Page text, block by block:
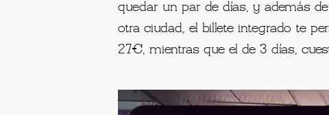
quedar un par de días, y además
otra ciudad, el billete integrado te
27€, mientras que el de 3 días,